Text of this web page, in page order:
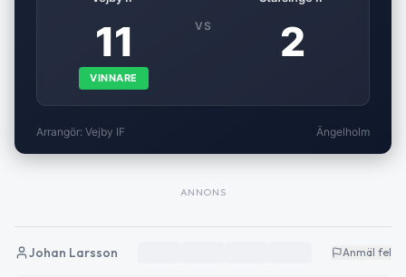
11
VINNARE
VS 2
Arrangör: Vejby IF Ängelholm
ANNONS
Johan Larsson Anmäl fel